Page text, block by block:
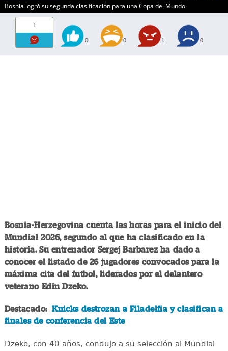
Bosnia logró su segunda clasificación para una Copa del Mundo.
1
0 0 1 0
Bosnia-Herzegovina cuenta las horas para el inicio del
Mundial 2026, segundo al que ha clasificado en la
historia. Su entrenador Sergej Barbarez ha dado a
conocer el listado de 26 jugadores convocados para la
máxima cita del futbol, liderados por el delantero
veterano Edin Dzeko.
Destacado:Knicks destrozan a Filadelfia y clasifican a
finales de conferencia del Este
Dzeko, con 40 años, condujo a su selección al Mundial